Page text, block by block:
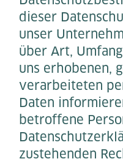
dieser
unser
über Art,
uns erhobenen,
verarbeiteten
Daten
betroffene
zustehenden